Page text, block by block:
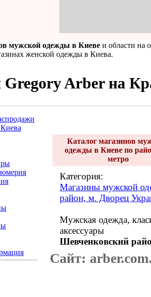
мужской одежды в Киеве и области на
женской одежды в Киева.
Arber на
Каталог магазинов
одежды в Киеве по
метро
Категория:
Магазины мужской
район, м. Дворец
Мужская одежда,
аксессуары
Шевченковский
Сайт: